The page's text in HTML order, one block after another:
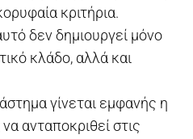
κριτήρια.
δεν δημιουργεί μόνο
κλάδο, αλλά και
γίνεται εμφανής η
ανταποκριθεί στις